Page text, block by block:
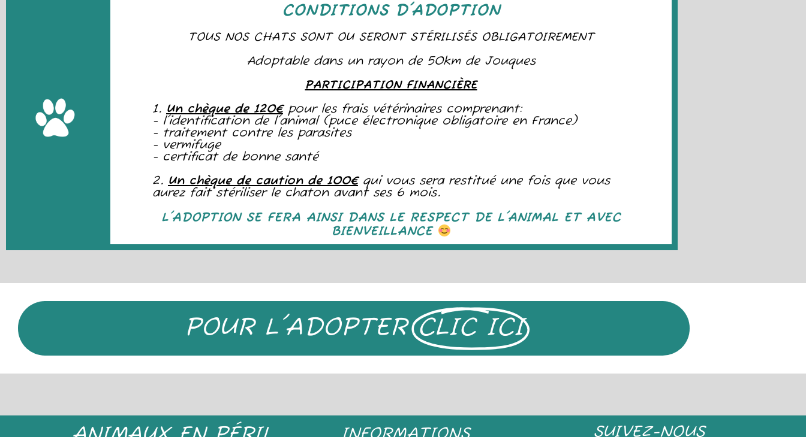
CONDITIONS D'ADOPTION
TOUS NOS CHATS SONT OU SERONT STÉRILISÉS OBLIGATOIREMENT
Adoptable dans un rayon de 50km de Jouques
PARTICIPATION FINANCIÈRE
1. Un chèque de 120€pour les frais vétérinaires comprenant:
- l'identification de l'animal (puce électronique obligatoire en France)
- traitement contre les parasites
- vermifuge
- certificat de bonne santé
2. Un chèque de caution de 100€ qui vous sera restitué une fois que vous
aurez fait stériliser le chaton avant ses 6 mois.
L'ADOPTION SE FERA AINSI DANS LE RESPECT DE L'ANIMAL ET AVEC
BIENVEILLANCE
POUR L'ADOPTER CLIC ICI
SUIVEZ-NOUS